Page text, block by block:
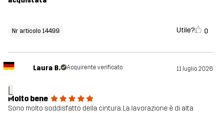
Nr articolo 14499 Utile? 0
L
Laura B. Acquirente verificato 11 luglio 2026
Molto bene
Sono molto soddisfatto della cintura. La lavorazione è di alta